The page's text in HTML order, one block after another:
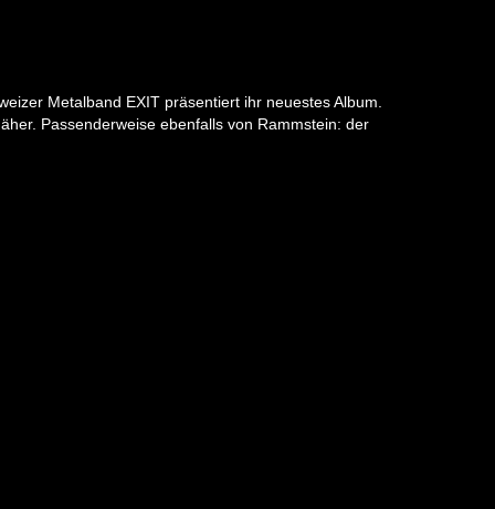
Metalband EXIT präsentiert ihr neuestes Album.
Passenderweise ebenfalls von Rammstein: der